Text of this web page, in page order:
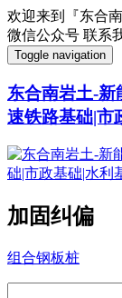
欢迎来到『东合
微信公众号 联系
Toggle navigation
东合南岩土-新
速铁路基础|市
加固纠偏
组合钢板桩